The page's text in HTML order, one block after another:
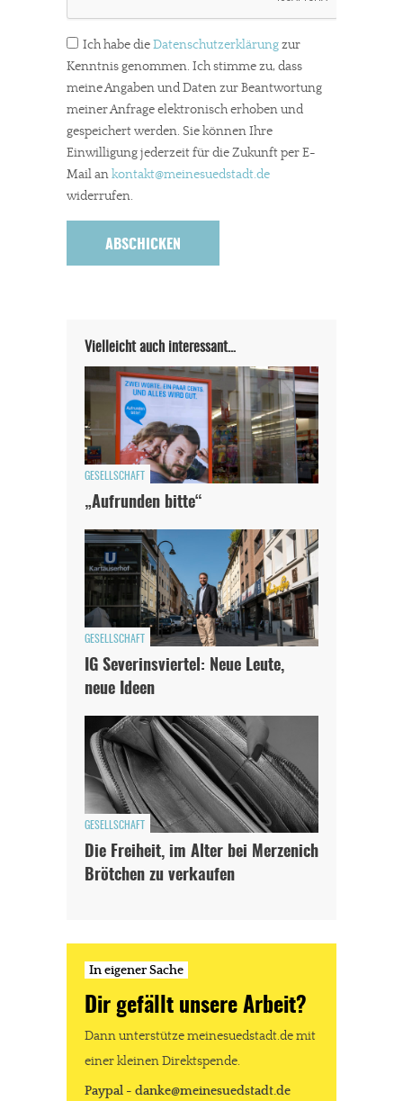
Ich habe dieDatenschutzerklärungzur
Kenntnis genommen. Ich stimme zu, dass
meine Angaben und Daten zur Beantwortung
meiner Anfrage elektronisch erhoben und
gespeichert werden. Sie können Ihre
Einwilligung jederzeit für die Zukunft per E-
Mail ankontakt@meinesuedstadt.de
widerrufen.
Vielleicht auch interessant…
GESELLSCHAFT
„Aufrunden bitte“
GESELLSCHAFT
IG Severinsviertel: Neue Leute,
neue Ideen
GESELLSCHAFT
Die Freiheit, im Alter bei Merzenich
Brötchen zu verkaufen
In eigener Sache
Dir gefällt unsere Arbeit?
Dann unterstütze meinesuedstadt.de mit
einer kleinen Direktspende.
Paypal - danke@meinesuedstadt.de